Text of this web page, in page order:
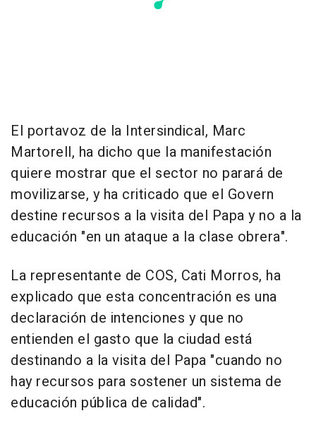
El portavoz de la Intersindical, Marc
Martorell, ha dicho que la manifestación
quiere mostrar que el sector no parará de
movilizarse, y ha criticado que el Govern
destine recursos a la visita del Papa y no a la
educación "en un ataque a la clase obrera".
La representante de COS, Cati Morros, ha
explicado que esta concentración es una
declaración de intenciones y que no
entienden el gasto que la ciudad está
destinando a la visita del Papa "cuando no
hay recursos para sostener un sistema de
educación pública de calidad".